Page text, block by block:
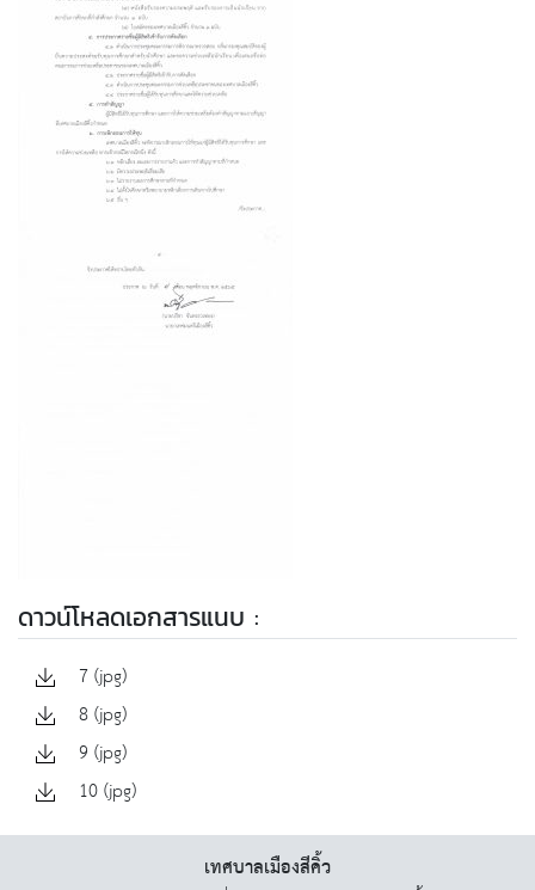
ดาวน์โหลดเอกสารแนบ :
7 (jpg)
8 (jpg)
9 (jpg)
10 (jpg)
เทศบาลเมืองสีคิ้ว